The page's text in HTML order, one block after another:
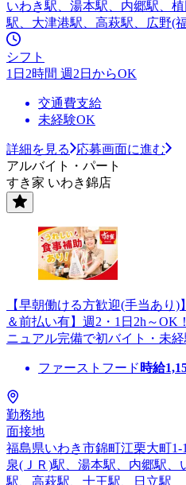
いわき駅、湯本駅、内郷駅、
駅、大津港駅、高萩駅、広野(
シフト
1日2時間 週2日からOK
交通費支給
未経験OK
詳細を見る
応募画面に進む
アルバイト・パート
すき家 いわき錦店
【早朝働ける方歓迎(手当あ
＆前払い有】週2・1日2h～
ニュアル完備で初バイト・未
ファーストフード 時給
勤務地
面接地
福島県いわき市錦町江栗大町1-1
泉(ＪＲ)駅、湯本駅、内郷駅、
駅、高萩駅、十王駅、日立駅